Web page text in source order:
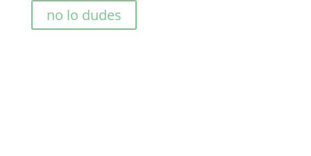
no lo dudes